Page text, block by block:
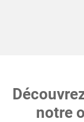
notre